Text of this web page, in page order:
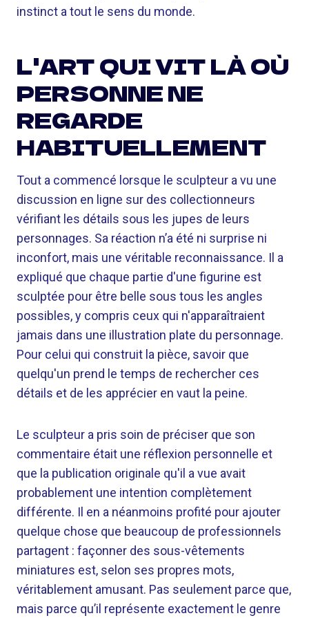
instinct a tout le sens du monde.
L'ART QUI VIT LÀ OÙ
PERSONNE NE
REGARDE
HABITUELLEMENT
Tout a commencé lorsque le sculpteur a vu une
discussion en ligne sur des collectionneurs
vérifiant les détails sous les jupes de leurs
personnages. Sa réaction n’a été ni surprise ni
inconfort, mais une véritable reconnaissance. Il a
expliqué que chaque partie d'une figurine est
sculptée pour être belle sous tous les angles
possibles, y compris ceux qui n'apparaîtraient
jamais dans une illustration plate du personnage.
Pour celui qui construit la pièce, savoir que
quelqu'un prend le temps de rechercher ces
détails et de les apprécier en vaut la peine.
Le sculpteur a pris soin de préciser que son
commentaire était une réflexion personnelle et
que la publication originale qu'il a vue avait
probablement une intention complètement
différente. Il en a néanmoins profité pour ajouter
quelque chose que beaucoup de professionnels
partagent : façonner des sous-vêtements
miniatures est, selon ses propres mots,
véritablement amusant. Pas seulement parce que,
mais parce qu’il représente exactement le genre